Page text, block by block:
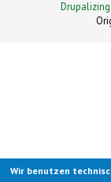
Drupalizing
Wir benutzen